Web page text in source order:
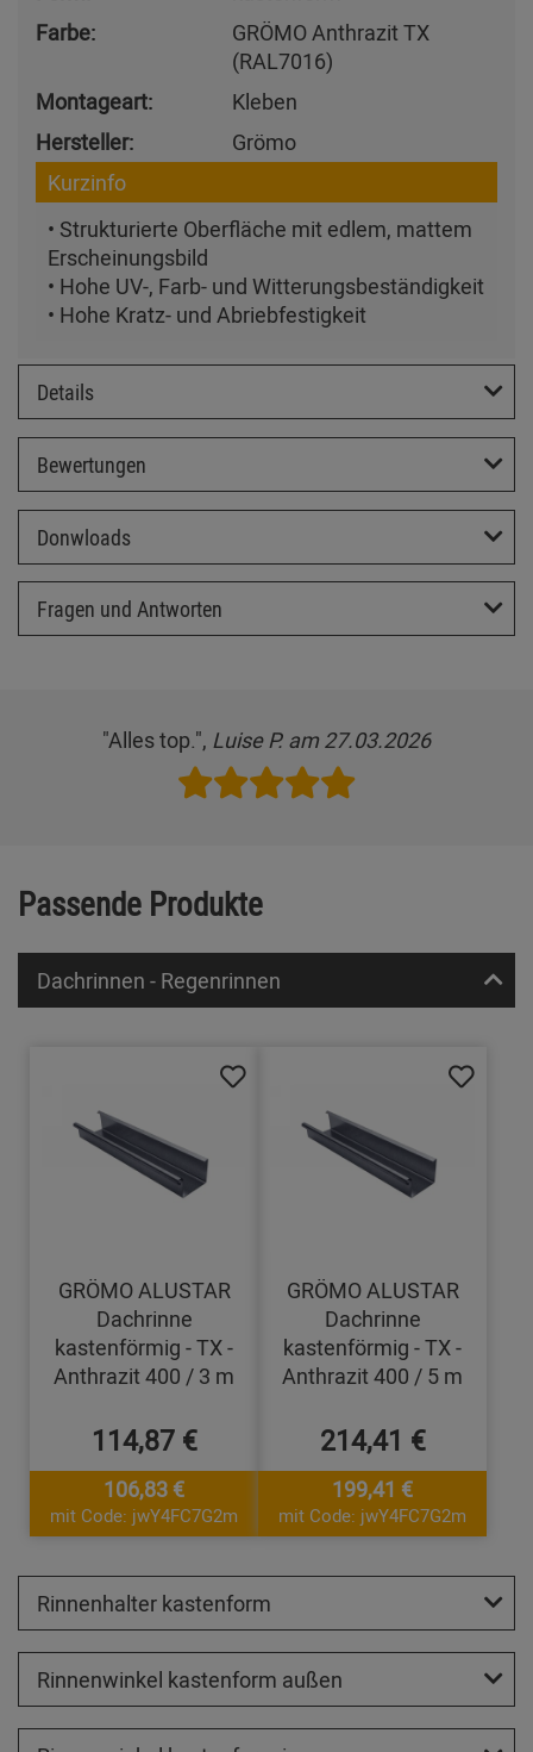
Farbe:
GRÖMO Anthrazit TX
(RAL7016)
Montageart:
Kleben
Hersteller:
Grömo
Kurzinfo
• Strukturierte Oberfläche mit edlem, mattem
Erscheinungsbild
• Hohe UV-, Farb- und Witterungsbeständigkeit
• Hohe Kratz- und Abriebfestigkeit
Details
Bewertungen
Donwloads
Fragen und Antworten
"Alles top.", Luise P. am 27.03.2026
Passende Produkte
Dachrinnen - Regenrinnen
GRÖMO ALUSTAR
Dachrinne
kastenförmig - TX -
Anthrazit 400 / 3 m
114,87 €
106,83 €
mit Code: jwY4FC7G2m
GRÖMO ALUSTAR
Dachrinne
kastenförmig - TX -
Anthrazit 400 / 5 m
214,41 €
199,41 €
mit Code: jwY4FC7G2m
Rinnenhalter kastenform
Rinnenwinkel kastenform außen